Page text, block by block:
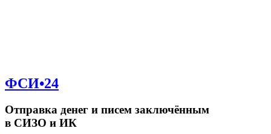
ФСИ•24
Отправка денег и писем заключённым
в СИЗО и ИК